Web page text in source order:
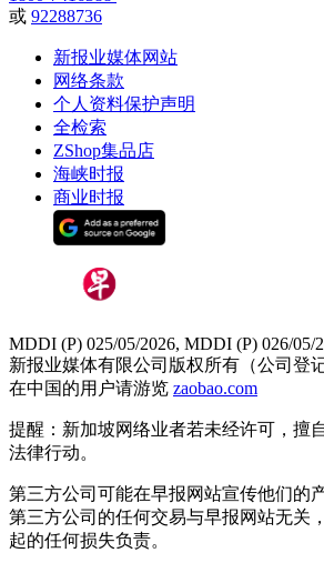
或 92288736
新报业媒体网站
网络条款
个人资料保护声明
全检索
ZShop集品店
海峡时报
商业时报
MDDI (P) 025/05/2026, MDDI (P) 026/05/
新报业媒体有限公司版权所有（公司登记
在中国的用户请游览 zaobao.com
提醒：新加坡网络业者若未经许可，擅
法律行动。
第三方公司可能在早报网站宣传他们的
第三方公司的任何交易与早报网站无关
起的任何损失负责。